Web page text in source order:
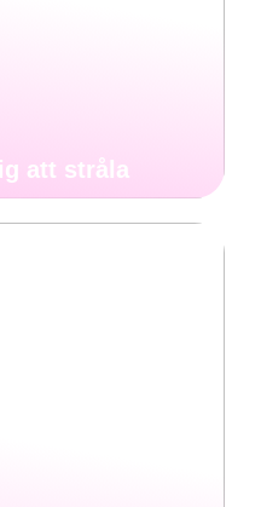
att stråla